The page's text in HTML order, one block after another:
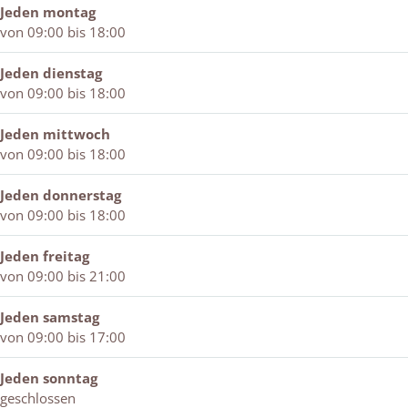
Jeden montag
von 09:00 bis 18:00
Jeden dienstag
von 09:00 bis 18:00
Jeden mittwoch
von 09:00 bis 18:00
Jeden donnerstag
von 09:00 bis 18:00
Jeden freitag
von 09:00 bis 21:00
Jeden samstag
von 09:00 bis 17:00
Jeden sonntag
geschlossen